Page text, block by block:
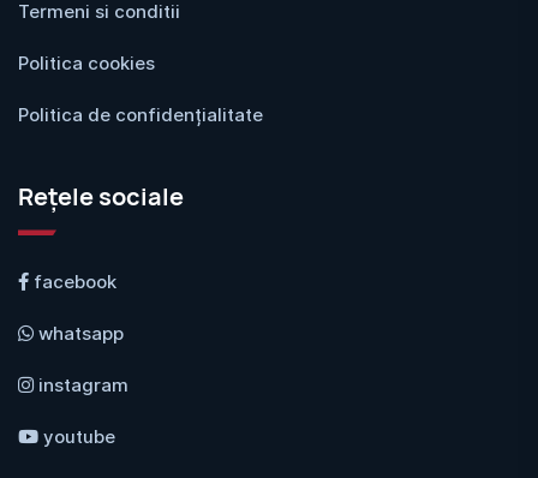
Termeni si conditii
Politica cookies
Politica de confidențialitate
Rețele sociale
facebook
whatsapp
instagram
youtube